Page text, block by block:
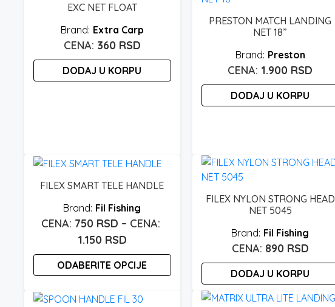
EXC NET FLOAT
Extra Carp
360 RSD
DODAJ U KORPU
PRESTON MATCH LANDING
NET 18”
Preston
1.900 RSD
DODAJ U KORPU
FILEX SMART TELE HANDLE
Fil Fishing
750 RSD –
1.150 RSDRaspon
cena:
od
ODABERITE OPCIJE
proizvod
FILEX NYLON STRONG HEAD
NET 5045
Fil Fishing
890 RSD
DODAJ U KORPU